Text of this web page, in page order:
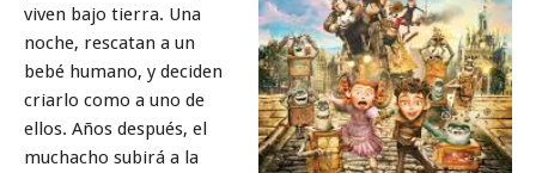
viven bajo tierra. Una
noche, rescatan a un
bebé humano, y deciden
criarlo como a uno de
ellos. Años después, el
muchacho subirá a la